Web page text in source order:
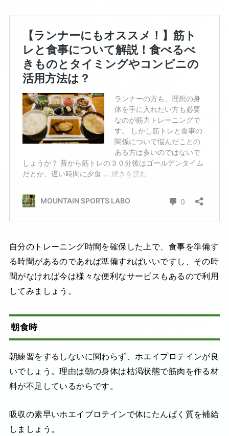
自分のトレーニング時間を確保した上で、食事を準備す
る時間があるのであれば準備すればいいですし、その時
間がなければ今は様々な便利なサービスもあるので利用
してみましょう。
朝食時
朝練習をするしないに関わらず、ホエイプロテインが良
いでしょう。理由は朝の身体は枯渇状態で筋肉を作る材
料が不足しているからです。
吸収の素早いホエイプロテインで体にたんぱく質を補給
しましょう。